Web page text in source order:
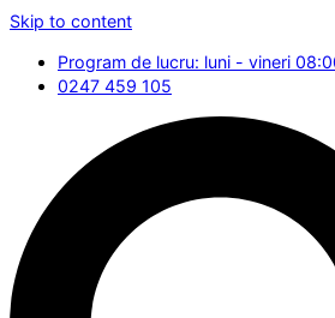
Skip to content
Program de lucru: luni - vineri
0247 459 105